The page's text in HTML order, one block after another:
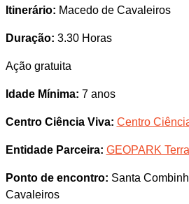
Itinerário: Macedo de Cavaleiros
Duração: 3.30 Horas
Ação gratuita
Idade Mínima: 7 anos
Centro Ciência Viva: Centro
Entidade Parceira: GEOPARK
Ponto de encontro: Santa
Cavaleiros